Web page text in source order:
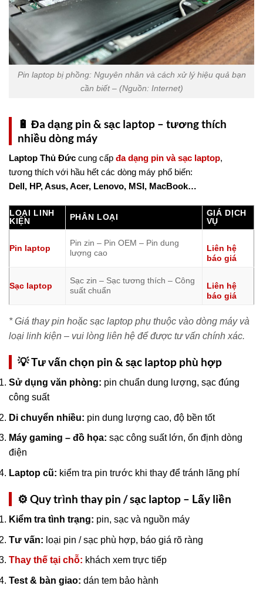
Pin laptop bị phồng: Nguyên nhân và cách xử lý hiệu quả bạn
cần biết – (Nguồn: Internet)
🔋 Đa dạng pin & sạc laptop – tương thích
nhiều dòng máy
Laptop Thủ Đức cung cấp đa dạng pin và sạc laptop,
tương thích với hầu hết các dòng máy phổ biến:
Dell, HP, Asus, Acer, Lenovo, MSI, MacBook…
LOẠI LINH
KIỆN
PHÂN LOẠI
GIÁ DỊCH
VỤ
Pin laptop
Pin zin – Pin OEM – Pin dung
lượng cao
Liên hệ
báo giá
Sạc laptop
Sạc zin – Sạc tương thích – Công
suất chuẩn
Liên hệ
báo giá
* Giá thay pin hoặc sạc laptop phụ thuộc vào dòng máy và
loại linh kiện – vui lòng liên hệ để được tư vấn chính xác.
💡 Tư vấn chọn pin & sạc laptop phù hợp
Sử dụng văn phòng: pin chuẩn dung lượng, sạc đúng
công suất
Di chuyển nhiều: pin dung lượng cao, độ bền tốt
Máy gaming – đồ họa: sạc công suất lớn, ổn định dòng
điện
Laptop cũ: kiểm tra pin trước khi thay để tránh lãng phí
⚙️ Quy trình thay pin / sạc laptop – Lấy liền
Kiểm tra tình trạng: pin, sạc và nguồn máy
Tư vấn: loại pin / sạc phù hợp, báo giá rõ ràng
Thay thế tại chỗ: khách xem trực tiếp
Test & bàn giao: dán tem bảo hành